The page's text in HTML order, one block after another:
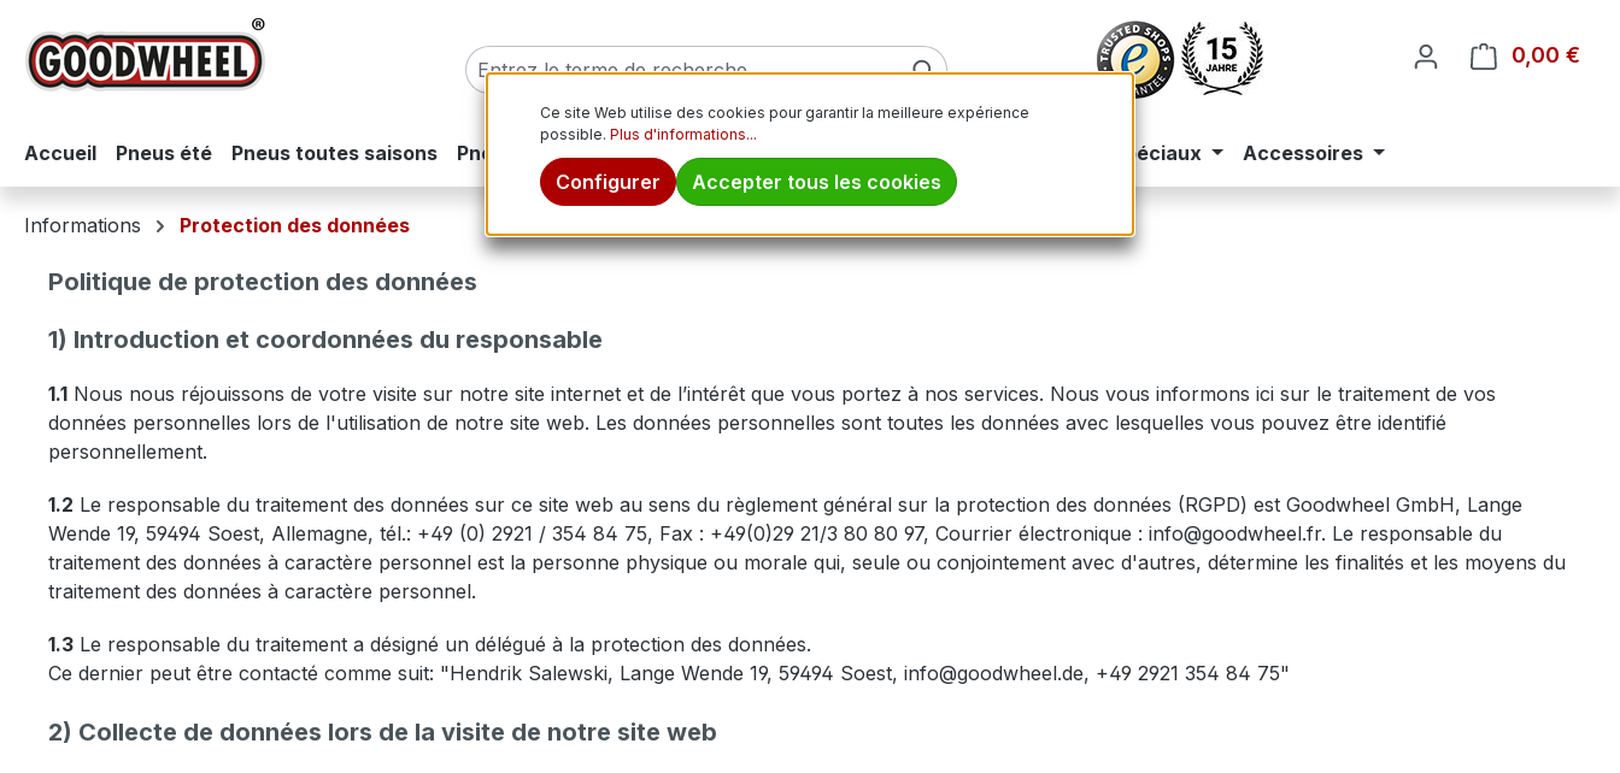
au contenu principal
Passer à la recherche
Passer à la navigation principale
0,00 €
Accueil Pneus été Pneus toutes saisons Pneus hiver Pneus moto Jantes Pneus tout-terrain Pneus spéciaux Accessoires
Informations Protection des données
Politique de protection des données
1) Introduction et coordonnées du responsable
1.1 Nous nous réjouissons de votre visite sur notre site internet et de l’intérêt que vous portez à nos services. Nous vous informons ici sur le traitement de vos
données personnelles lors de l'utilisation de notre site web. Les données personnelles sont toutes les données avec lesquelles vous pouvez être identifié
personnellement.
1.2 Le responsable du traitement des données sur ce site web au sens du règlement général sur la protection des données (RGPD) est Goodwheel GmbH, Lange
Wende 19, 59494 Soest, Allemagne, tél.: +49 (0) 2921 / 354 84 75, Fax : +49(0)29 21/3 80 80 97, Courrier électronique : info@goodwheel.fr. Le responsable du
traitement des données à caractère personnel est la personne physique ou morale qui, seule ou conjointement avec d'autres, détermine les finalités et les moyens du
traitement des données à caractère personnel.
1.3 Le responsable du traitement a désigné un délégué à la protection des données.
Ce dernier peut être contacté comme suit: "Hendrik Salewski, Lange Wende 19, 59494 Soest, info@goodwheel.de, +49 2921 354 84 75"
2) Collecte de données lors de la visite de notre site web
Ce site Web utilise des cookies pour garantir la meilleure expérience
possible.Plus d'informations...
Configurer Accepter tous les cookies